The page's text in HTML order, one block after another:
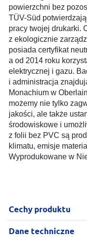
powierzchni bez
TÜV-Süd
pracy twojej drukarki.
z ekologicznie
posiada certyfikat
a od 2014 roku
elektrycznej i gazu.
i administracja
Monachium w
możemy nie tylko
jakości, ale także
środowiskowe i
z folii bez PVC są
klimatu, emisje
Wyprodukowane w
Cechy produktu
Dane techniczne